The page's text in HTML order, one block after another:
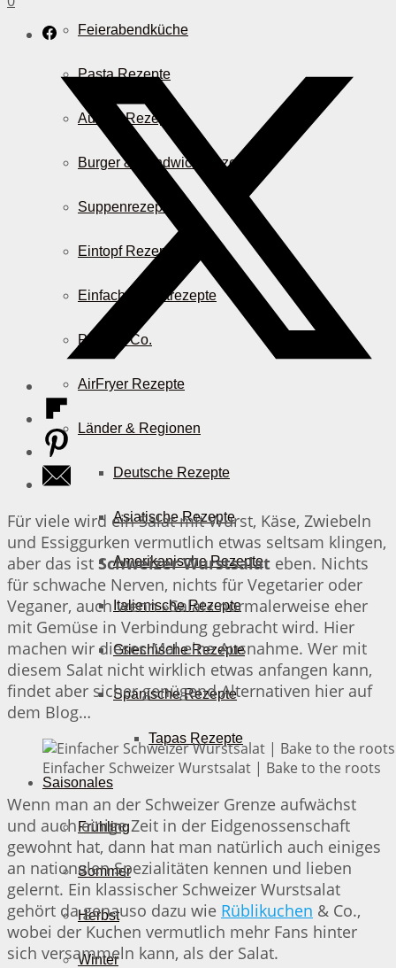
Feierabendküche
Pasta Rezepte
Auflauf Rezepte
Burger & Sandwich Rezepte
Suppenrezepte
Eintopf Rezepte
Einfache Salatrezepte
Pizza & Co.
AirFryer Rezepte
Länder & Regionen
Deutsche Rezepte
Asiatische Rezepte
Amerikanische Rezepte
Italienische Rezepte
Griechische Rezepte
Spanische Rezepte
Tapas Rezepte
Saisonales
Frühling
Sommer
Herbst
Winter
Für viele wird ein Salat mit Wurst, Käse, Zwiebeln
und Essiggurken vermutlich etwas seltsam klingen,
aber das ist Schweizer Wurstsalat eben. Nichts
für schwache Nerven, nichts für Vegetarier oder
Veganer, auch wenn »Salat« normalerweise eher
mit Gemüse in Verbindung gebracht wird. Hier
machen wir dieses Mal eine Ausnahme. Wer mit
diesem Salat nicht wirklich etwas anfangen kann,
findet aber sicher genügend Alternativen hier auf
dem Blog…
Einfacher Schweizer Wurstsalat | Bake to the roots
Wenn man an der Schweizer Grenze aufwächst
und auch einige Zeit in der Eidgenossenschaft
gewohnt hat, dann hat man natürlich auch einiges
an nationalen Spezialitäten kennen und lieben
gelernt. Ein klassischer Schweizer Wurstsalat
gehört da genauso dazu wie Rüblikuchen & Co.,
wobei der Kuchen vermutlich mehr Fans hinter
sich versammeln kann, als der Salat.